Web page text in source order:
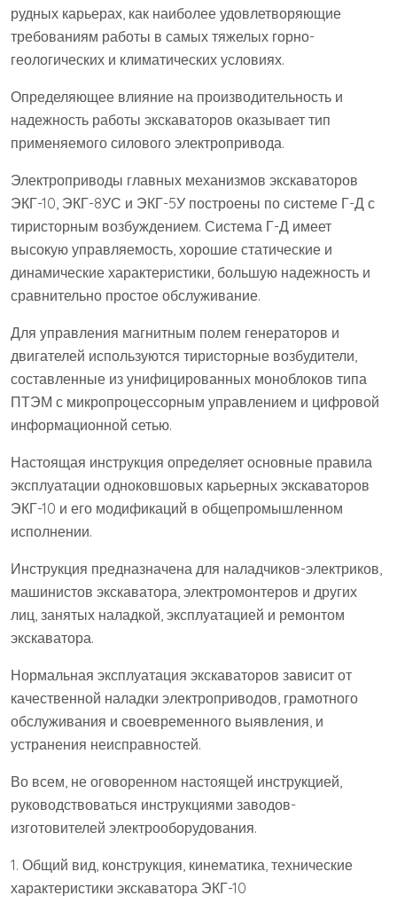
рудных карьерах, как наиболее удовлетворяющие
требованиям работы в самых тяжелых горно-
геологических и климатических условиях.
Определяющее влияние на производительность и
надежность работы экскаваторов оказывает тип
применяемого силового электропривода.
Электроприводы главных механизмов экскаваторов
ЭКГ-10, ЭКГ-8УС и ЭКГ-5У построены по системе Г-Д с
тиристорным возбуждением. Система Г-Д имеет
высокую управляемость, хорошие статические и
динамические характеристики, большую надежность и
сравнительно простое обслуживание.
Для управления магнитным полем генераторов и
двигателей используются тиристорные возбудители,
составленные из унифицированных моноблоков типа
ПТЭМ с микропроцессорным управлением и цифровой
информационной сетью.
Настоящая инструкция определяет основные правила
эксплуатации одноковшовых карьерных экскаваторов
ЭКГ-10 и его модификаций в общепромышленном
исполнении.
Инструкция предназначена для наладчиков-электриков,
машинистов экскаватора, электромонтеров и других
лиц, занятых наладкой, эксплуатацией и ремонтом
экскаватора.
Нормальная эксплуатация экскаваторов зависит от
качественной наладки электроприводов, грамотного
обслуживания и своевременного выявления, и
устранения неисправностей.
Во всем, не оговоренном настоящей инструкцией,
руководствоваться инструкциями заводов-
изготовителей электрооборудования.
1. Общий вид, конструкция, кинематика, технические
характеристики экскаватора ЭКГ-10